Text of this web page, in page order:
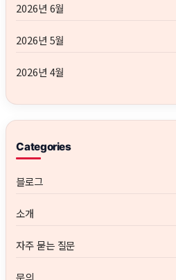
2026년 6월
2026년 5월
2026년 4월
Categories
블로그
소개
자주 묻는 질문
문의